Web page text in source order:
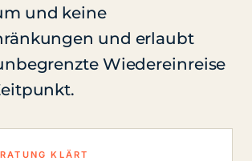
und keine
und erlaubt
Wiedereinreise
KLÄRT